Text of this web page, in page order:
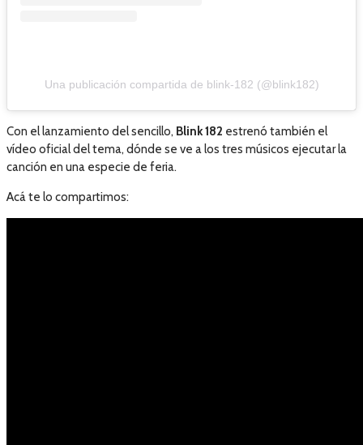
Una publicación compartida de blink-182 (@blink182)
Con el lanzamiento del sencillo, Blink 182 estrenó también el
vídeo oficial del tema, dónde se ve a los tres músicos ejecutar la
canción en una especie de feria.
Acá te lo compartimos: